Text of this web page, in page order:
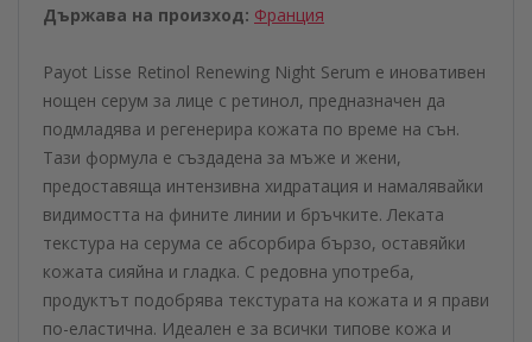
Държава на произход: Франция
Payot Lisse Retinol Renewing Night Serum е иновативен
нощен серум за лице с ретинол, предназначен да
подмладява и регенерира кожата по време на сън.
Тази формула е създадена за мъже и жени,
предоставяща интензивна хидратация и намалявайки
видимостта на фините линии и бръчките. Леката
текстура на серума се абсорбира бързо, оставяйки
кожата сияйна и гладка. С редовна употреба,
продуктът подобрява текстурата на кожата и я прави
по-еластична. Идеален е за всички типове кожа и